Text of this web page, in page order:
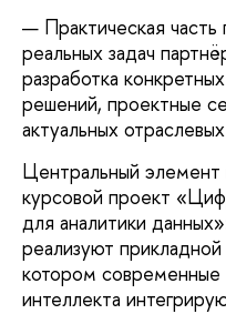
— Практическая часть
реальных задач
разработка
решений, проектные
актуальных
Центральный элемент
курсовой проект
для аналитики
реализуют
котором современные
интеллекта